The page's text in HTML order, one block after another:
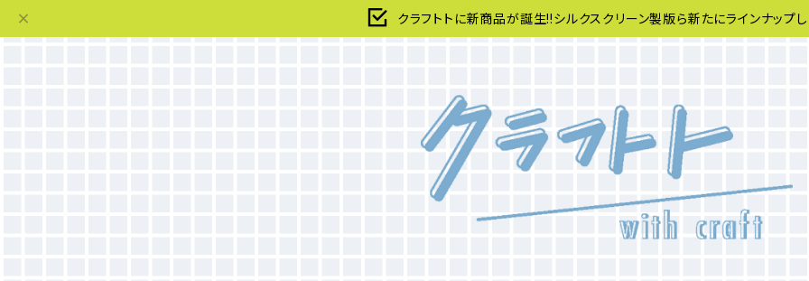
クラフトトに新商品が誕生!!シルクスクリーン製版ら新たにラインナップ